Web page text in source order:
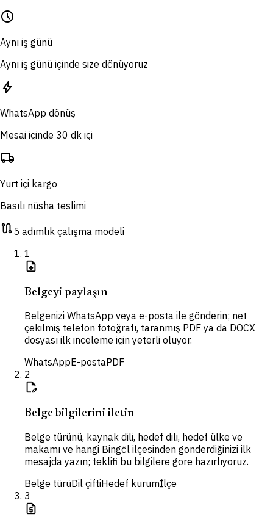
schedule
Aynı iş günü
Aynı iş günü içinde size dönüyoruz
bolt
WhatsApp dönüş
Mesai içinde 30 dk içi
local_shipping
Yurt içi kargo
Basılı nüsha teslimi
route5 adımlık çalışma modeli
1
upload_file
Belgeyi paylaşın
Belgenizi WhatsApp veya e-posta ile gönderin; net
çekilmiş telefon fotoğrafı, taranmış PDF ya da DOCX
dosyası ilk inceleme için yeterli oluyor.
WhatsAppE-postaPDF
2
edit_document
Belge bilgilerini iletin
Belge türünü, kaynak dili, hedef dili, hedef ülke ve
makamı ve hangi Bingöl ilçesinden gönderdiğinizi ilk
mesajda yazın; teklifi bu bilgilere göre hazırlıyoruz.
Belge türüDil çiftiHedef kurumİlçe
3
request_quote